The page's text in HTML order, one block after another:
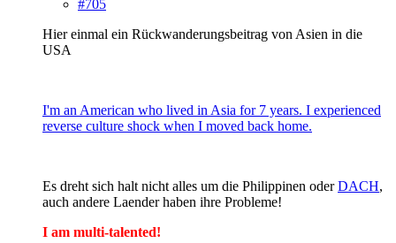
#705
Hier einmal ein Rückwanderungsbeitrag von Asien in die
USA
I'm an American who lived in Asia for 7 years. I experienced
reverse culture shock when I moved back home.
Es dreht sich halt nicht alles um die Philippinen oderDACH,
auch andere Laender haben ihre Probleme!
I am multi-talented!